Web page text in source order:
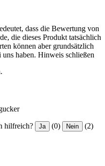
dass die Bewertung von
die dieses Produkt tatsächlich
können aber grundsätzlich
haben. Hinweis schließen
hilfreich? Ja (0) Nein (2)